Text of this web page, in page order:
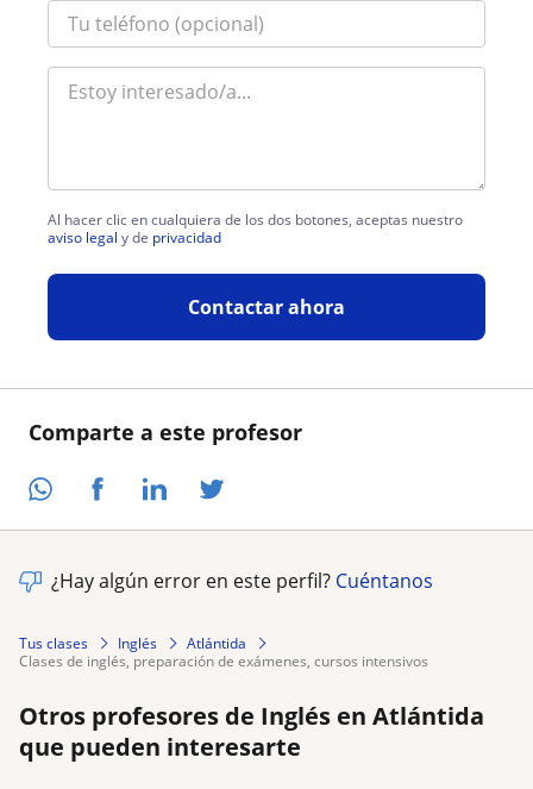
Comparte a este profesor
Al hacer clic en cualquiera de los dos botones, aceptas nuestro
aviso legal y de privacidad
Contactar ahora
¿Hay algún error en este perfil? Cuéntanos
Tus clases Inglés
Atlántida
clases de inglés, preparación de exámenes, cursos intensivos
Otros profesores de Inglés en Atlántida
que pueden interesarte